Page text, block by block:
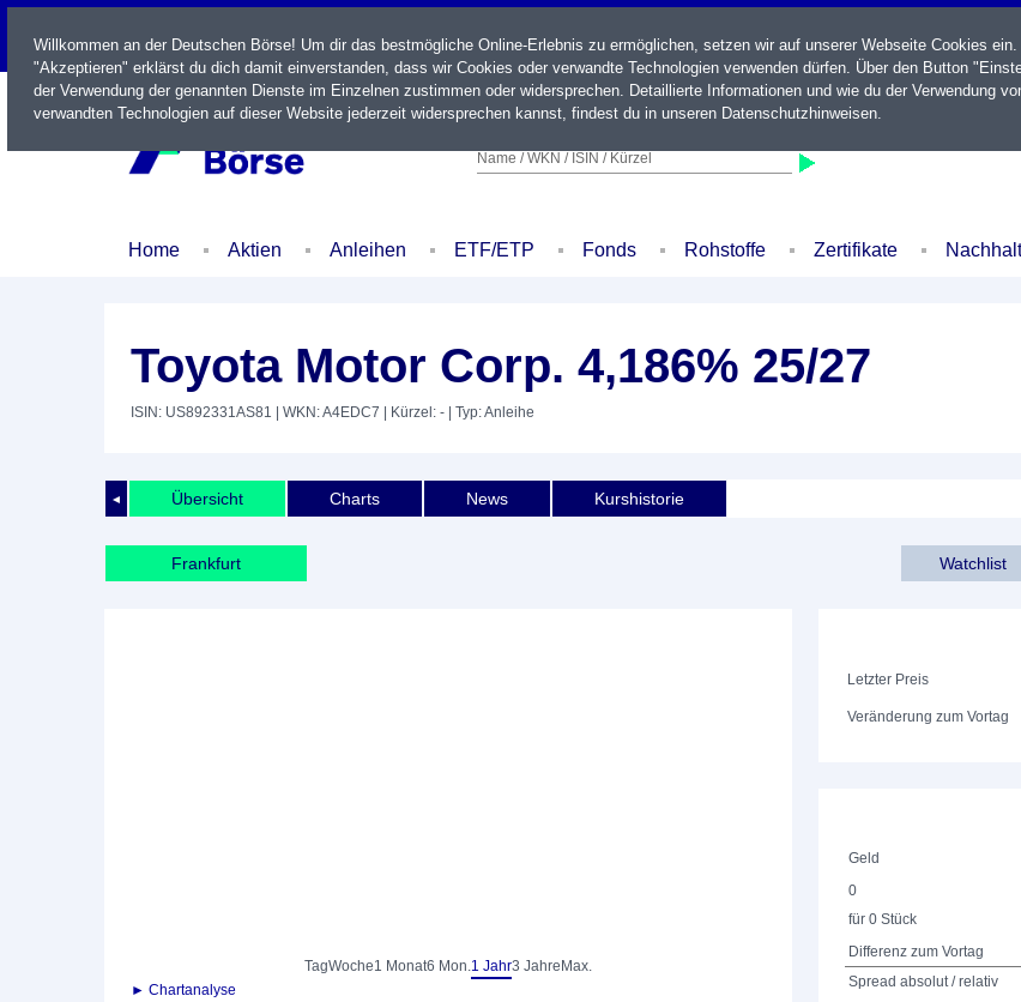
LIVE
Name / WKN / ISIN / Kürzel
Home Aktien Anleihen ETF/ETP Fonds Rohstoffe Zertifikate
Toyota Motor Corp. 4,186% 25/27
ISIN: US892331AS81 | WKN: A4EDC7 | Kürzel: - | Typ: Anleihe
◄ Übersicht Charts News Kurshistorie
Frankfurt Watchlist
TagWoche1 Monat6 Mon.1 Jahr3 Jahre Max.
► Chartanalyse
Letzter Preis
Veränderung zum Vortag
Geld
0
für 0 Stück
Differenz zum Vortag
Spread absolut / relativ
Willkommen an der Deutschen Börse! Um dir das bestmögliche Online-Erlebnis zu ermöglichen, setzen wir auf unserer Webseite Cookies
"Akzeptieren" erklärst du dich damit einverstanden, dass wir Cookies oder verwandte Technologien verwenden dürfen. Über den Button
der Verwendung der genannten Dienste im Einzelnen zustimmen oder widersprechen. Detaillierte Informationen und wie du der Verwendung
verwandten Technologien auf dieser Website jederzeit widersprechen kannst, findest du in unseren Datenschutzhinweisen.